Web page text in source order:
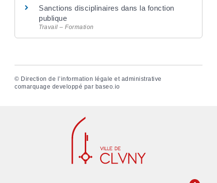
Sanctions disciplinaires dans la fonction
publique
Travail – Formation
© Direction de l’information légale et administrative
comarquage developpé par baseo.io